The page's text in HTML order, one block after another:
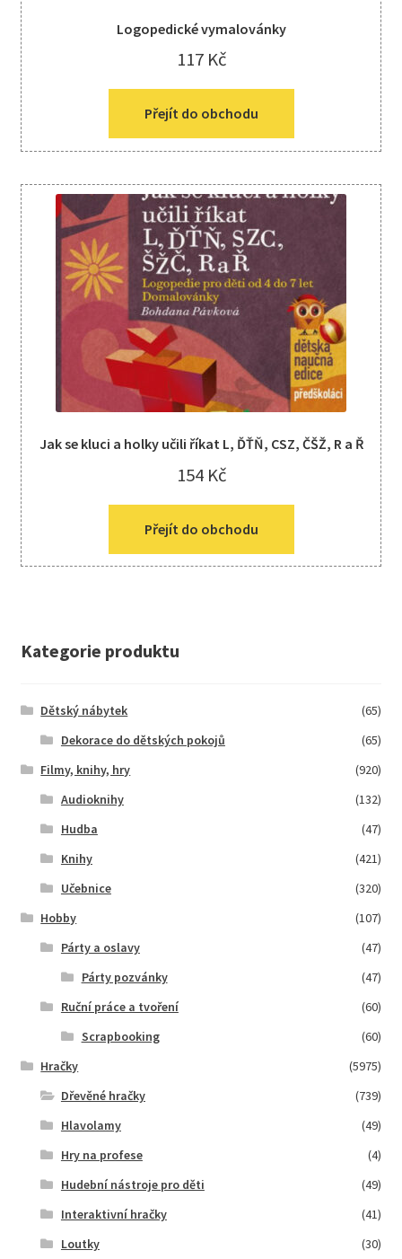
Logopedické vymalovánky
117 Kč
Přejít do obchodu
Jak se kluci a holky učili říkat L, ĎŤŇ, CSZ, ČŠŽ, R a Ř
154 Kč
Přejít do obchodu
Kategorie produktu
Dětský nábytek
(65)
Dekorace do dětských pokojů
(65)
Filmy, knihy, hry
(920)
Audioknihy
(132)
Hudba
(47)
Knihy
(421)
Učebnice
(320)
Hobby
(107)
Párty a oslavy
(47)
Párty pozvánky
(47)
Ruční práce a tvoření
(60)
Scrapbooking
(60)
Hračky
(5975)
Dřevěné hračky
(739)
Hlavolamy
(49)
Hry na profese
(4)
Hudební nástroje pro děti
(49)
Interaktivní hračky
(41)
Loutky
(30)